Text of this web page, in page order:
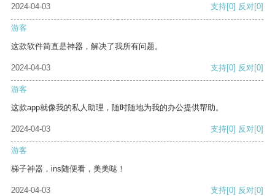
2024-04-03
支持[0] 反对[0]
游客
这款软件简直是神器，解决了我所有问题。
2024-04-03 支持[0] 反对[0]
游客
这款app就像我的私人助理，随时随地为我的办公提供帮助。
2024-04-03 支持[0] 反对[0]
游客
梯子神器，ins随便看，美美哒！
2024-04-03 支持[0] 反对[0]